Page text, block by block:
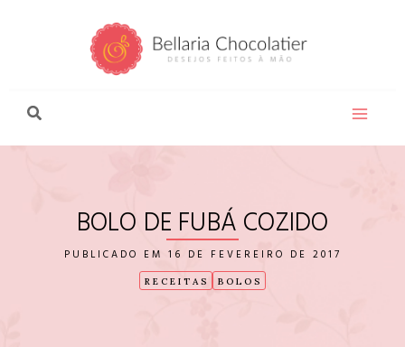
BOLO DE FUBÁ COZIDO
16 DE FEVEREIRO DE 2017
RECEITAS BOLOS